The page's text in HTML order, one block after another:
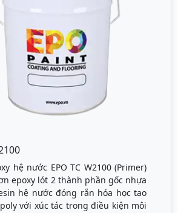
hệ nước EPO TC W2100 (Primer)
epoxy lót 2 thành phần gốc nhựa
hệ nước đóng rắn hóa học tạo
với xúc tác trong điều kiện môi